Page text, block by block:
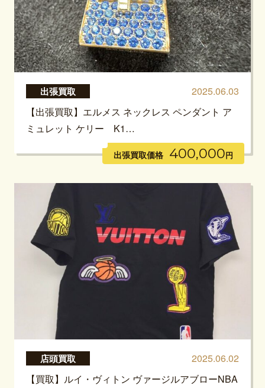
出張買取
2025.06.03
【出張買取】エルメス ネックレス ペンダント ア
ミュレット ケリー K1…
出張買取価格 400,000円
店頭買取
2025.06.02
【買取】ルイ・ヴィトン ヴァージルアブローNBA